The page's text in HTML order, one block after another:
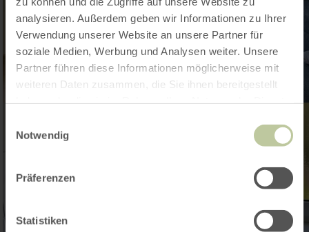
analysieren. Außerdem geben wir Informationen zu Ihrer
Verwendung unserer Website an unsere Partner für
soziale Medien, Werbung und Analysen weiter. Unsere
Partner führen diese Informationen möglicherweise mit
weiteren Daten zusammen, die Sie ihnen bereitgestellt
Notwendig
Präferenzen
Statistiken